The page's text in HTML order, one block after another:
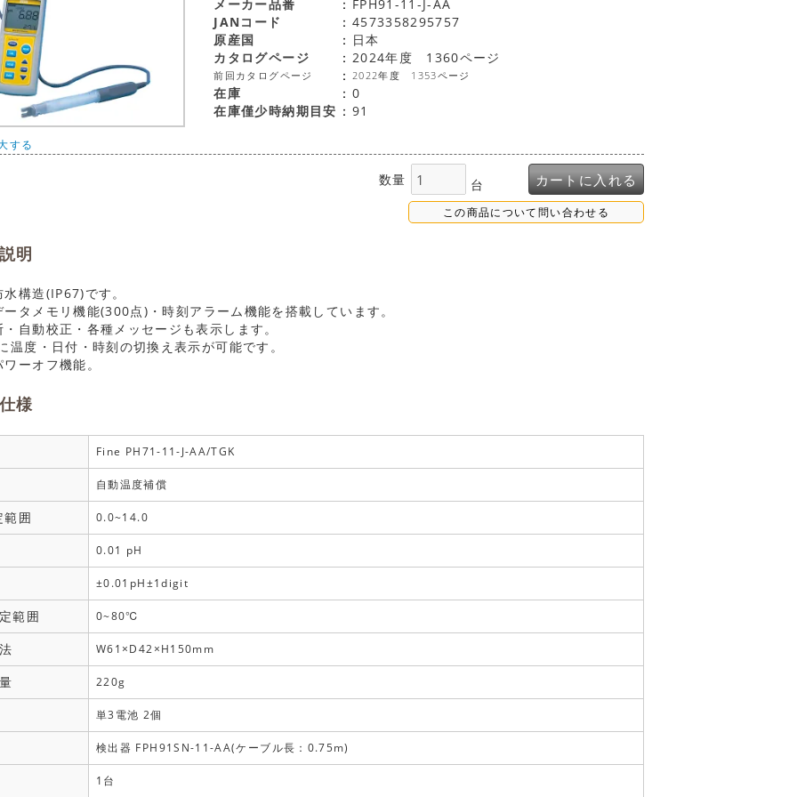
する
メーカー品番
FPH91-11-J-AA
JANコード
4573358295757
原産国
日本
カタログページ
2024年度 1360ページ
前回カタログページ 2022年度 1353ページ
在庫
0
在庫僅少時納期目安
91
数量 台 カートに入れる
この商品について問い合わせる
明
構造(IP67)です。
ータメモリ機能(300点)・時刻アラーム機能を搭載しています。
自動校正・各種メッセージも表示します。
温度・日付・時刻の切換え表示が可能です。
ーオフ機能。
様
Fine PH71-11-J-AA/TGK
自動温度補償
囲 0.0~14.0
0.01 pH
±0.01pH±1digit
範囲 0~80℃
W61×D42×H150mm
220g
単3電池 2個
検出器 FPH91SN-11-AA(ケーブル長：0.75m)
1台